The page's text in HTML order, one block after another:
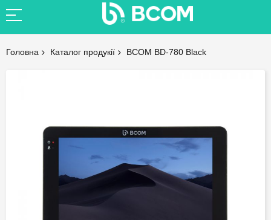
Головна Каталог продукії BCOM BD-780 Black